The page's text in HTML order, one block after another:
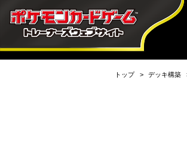
トップ デッキ構築